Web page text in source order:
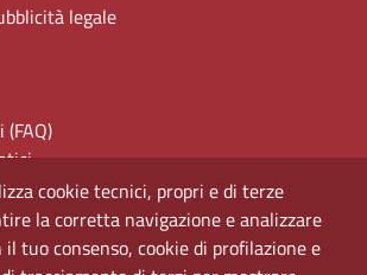
cookie tecnici, propri e di terze
la corretta navigazione e analizzare
tuo consenso, cookie di profilazione e
legale